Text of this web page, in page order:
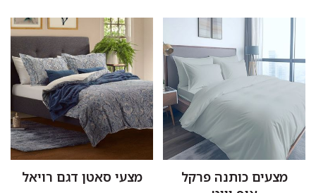
מצעים כותנה פרקל
מצעי סאטן דגם רויאל